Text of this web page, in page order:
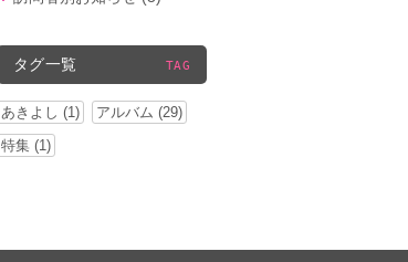
タグ一覧 TAG
あきよし (1)
アルバム (29)
特集 (1)